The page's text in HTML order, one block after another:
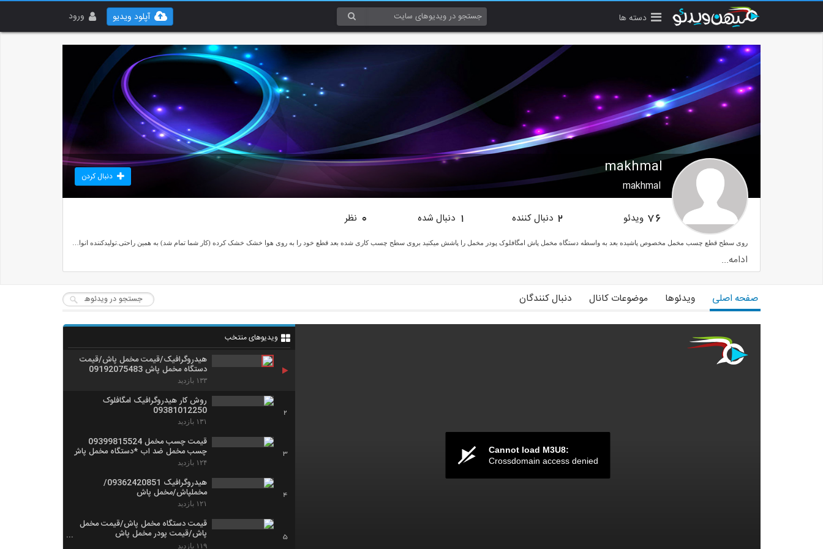
دسته ها ورود آپلود ویدیو
makhmal
makhmal
دنبال کردن
76 ویدئو 2 دنبال کننده 1 دنبال شده 0 نظر
ادامه...
صفحه اصلی ویدئوها موضوعات کانال دنبال کنندگان
Cannot load M3U8:
Crossdomain access denied
ویدیوهای منتخب
هیدروگرافیک/قیمت مخمل پاش/قیمت
دستگاه مخمل پاش 09192075483
۱۳۳ بازدید
2
روش کار هیدروگرافیک امگافلوک
09381012250
۱۳۱ بازدید
3
قیمت چسب مخمل 09399815524
چسب مخمل ضد اب *دستگاه مخمل پاش
۱۲۴ بازدید
4
هیدروگرافیک 09362420851/
مخملپاش/مخمل پاش
۱۲۱ بازدید
5
قیمت دستگاه مخمل پاش/قیمت مخمل
پاش/قیمت پودر مخمل پاش
02156646297
۱۱۹ بازدید